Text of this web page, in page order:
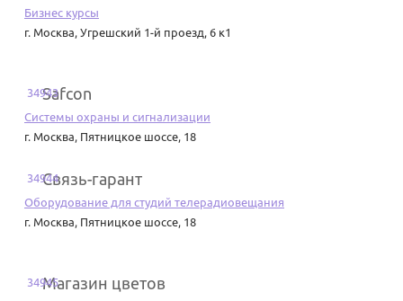
Бизнес курсы
г. Москва, Угрешский 1-й проезд, 6 к1
34943Safcon
Системы охраны и сигнализации
г. Москва, Пятницкое шоссе, 18
34944Связь-гарант
Оборудование для студий телерадиовещания
г. Москва, Пятницкое шоссе, 18
34945Магазин цветов